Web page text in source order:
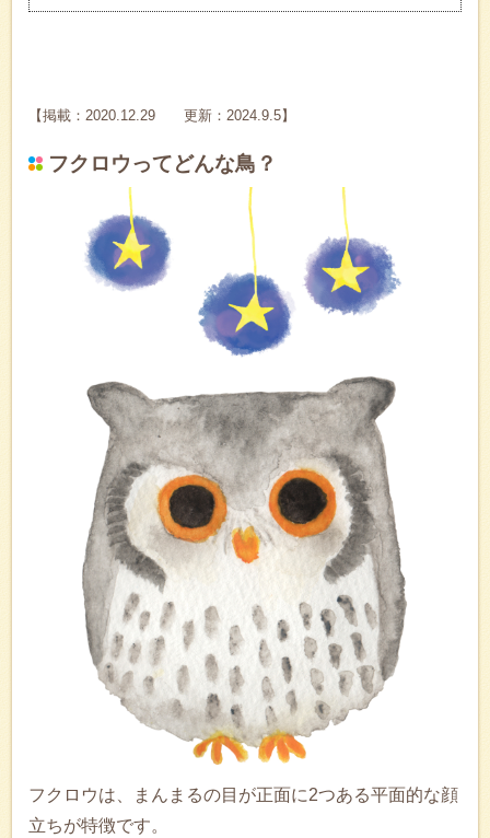
【掲載：2020.12.29 更新：2024.9.5】
フクロウってどんな鳥？
フクロウは、まんまるの目が正面に2つある平面的な顔
立ちが特徴です。